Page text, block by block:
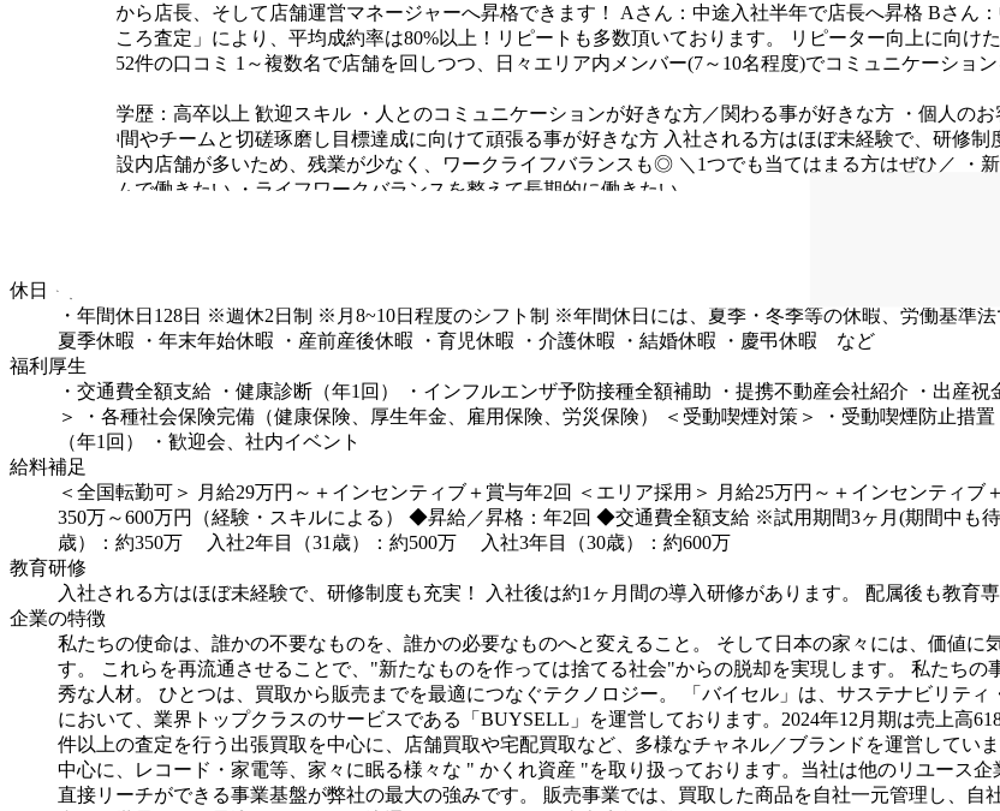
タッフから店長、そして店舗運営マネージャーへ昇格できます！
Aさん：中途入社半年で店長へ昇格 Bさん
「まごころ査定」により、平均成約率は80%以上！リピートも多数頂いております。
リピーター向上に向け
4.8 ※652件の口コミ 1～複数名で店舗を回しつつ、日々エリア内メンバー(7～10名程度)でコミュニケーショ
・最終学歴：高卒以上 歓迎スキル ・人とのコミュニケーションが好きな方／関わる事が好きな方 ・個人の
・仲間やチームと切磋琢磨し目標達成に向けて頑張る事が好きな方 入社される方はほぼ未経験で、研修制
商業施設内店舗が多いため、残業が少なく、ワークライフバランスも◎ ＼1つでも当てはまる方はぜひ／ ・
とチームで働きたい
・ライフワークバランスを整えて長期的に働きたい
休日・休暇
・年間休日128日 ※週休2日制 ※月8~10日程度のシフト制 ※年間休日には、夏季・冬季等の休暇、労働基準
夏季休暇
・年末年始休暇 ・産前産後休暇 ・育児休暇 ・介護休暇 ・結婚休暇
・慶弔休暇 など
福利厚生
・交通費全額支給
・健康診断（年1回） ・インフルエンザ予防接種全額補助 ・提携不動産会社紹介 ・出産祝
＞
・各種社会保険完備（健康保険、厚生年金、雇用保険、労災保険） ＜受動喫煙対策＞ ・受動喫煙防止措
（年1回）
・歓迎会、社内イベント
給料補足
＜全国転勤可＞
月給29万円～＋インセンティブ＋賞与年2回 ＜エリア採用＞ 月給25万円～＋インセンティブ
350万～600万円（経験・スキルによる）
◆昇給／昇格：年2回 ◆交通費全額支給 ※試用期間3ヶ月(期間中も
歳）：約350万
入社2年目（31歳）：約500万
入社3年目（30歳）：約600万
教育研修
入社される方はほぼ未経験で、研修制度も充実！
入社後は約1ヶ月間の導入研修があります。
配属後も教育
企業の特徴
私たちの使命は、誰かの不要なものを、誰かの必要なものへと変えること。
そして日本の家々には、価値に
す。
これらを再流通させることで、"新たなものを作っては捨てる社会"からの脱却を実現します。 私たちの
秀な人材。
ひとつは、買取から販売までを最適につなぐテクノロジー。
「バイセル」は、サステナビリテ
において、業界トップクラスのサービスである「BUYSELL」を運営しております。2024年12月期は売上高
件以上の査定を行う出張買取を中心に、店舗買取や宅配買取など、多様なチャネル／ブランドを運営してい
中心に、レコード・家電等、家々に眠る様々な " かくれ資産 "を取り扱っております。当社は他のリユース
直接リーチができる事業基盤が弊社の最大の強みです。
販売事業では、買取した商品を自社一元管理し、自